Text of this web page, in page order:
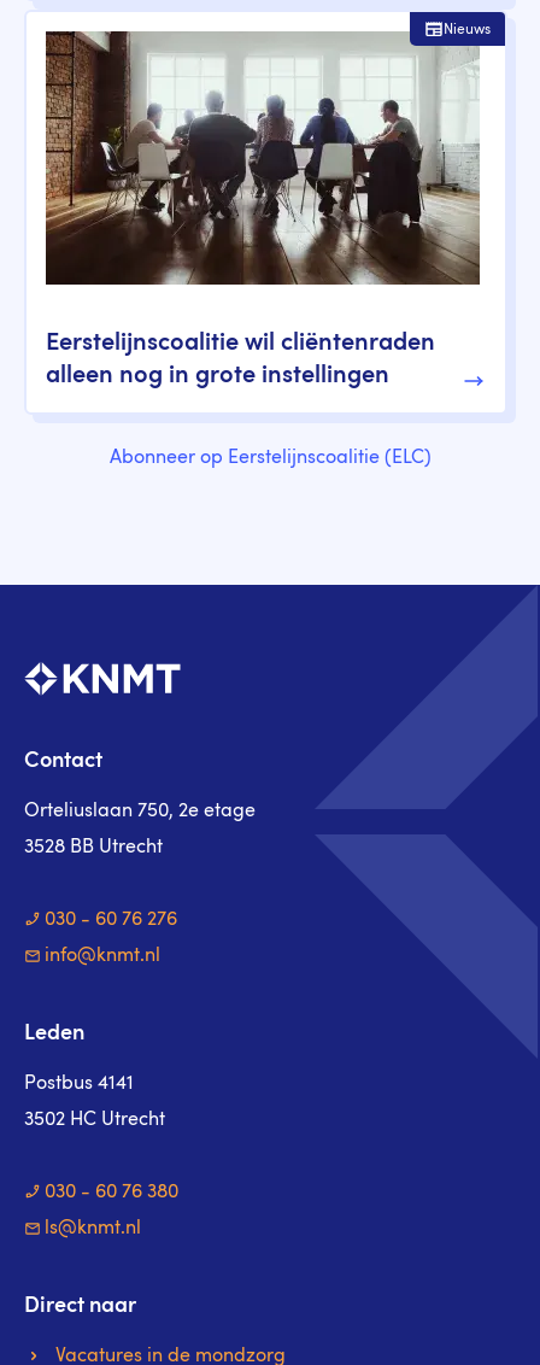
Eerstelijnscoalitie wil cliëntenraden
alleen nog in grote instellingen
Nieuws
Abonneer op Eerstelijnscoalitie (ELC)
Contact
Orteliuslaan 750, 2e etage
3528 BB Utrecht
030 - 60 76 276
info@knmt.nl
Leden
Postbus 4141
3502 HC Utrecht
030 - 60 76 380
ls@knmt.nl
Direct naar
Vacatures in de mondzorg